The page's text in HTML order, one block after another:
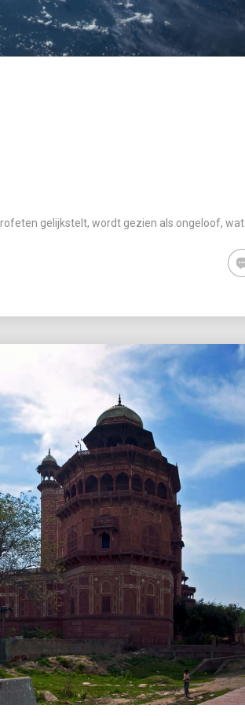
gelijkstelt, wordt gezien als ongeloof, wat